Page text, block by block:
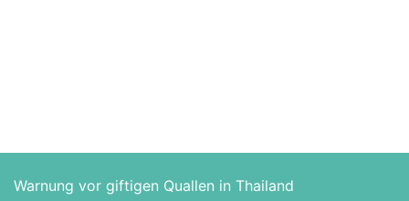
Warnung vor giftigen Quallen in Thailand